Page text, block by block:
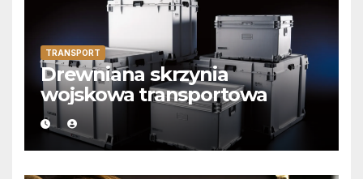
TRANSPORT
Drewniana skrzynia
wojskowa transportowa